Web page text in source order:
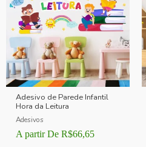
Adesivo de Parede Infantil
Hora da Leitura
Adesivos
A partir De R$66,65